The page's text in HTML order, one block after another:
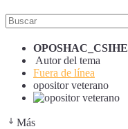
OPOSHAC_CSIHE
Autor del tema
Fuera de línea
opositor veterano
Más